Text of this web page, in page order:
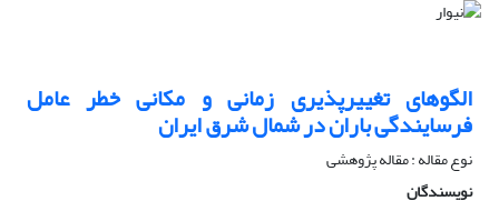
الگوهای تغییرپذیری زمانی و مکانی خطر عامل
فرسایندگی باران در شمال شرق ایران
نوع مقاله : مقاله پژوهشی
نویسندگان